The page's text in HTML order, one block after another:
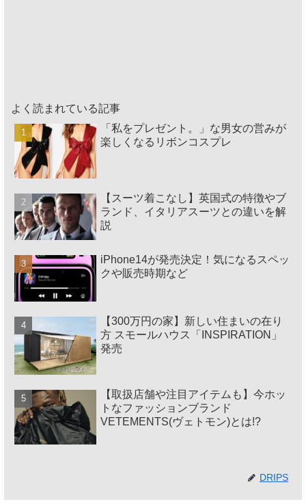
よく読まれている記事
「私をプレゼント。」な男女の営みが
楽しくなるリボンコスプレ
【スーツ着こなし】英国式の特徴やブ
ランド、イタリアスーツとの違いを解
説
iPhone14が発売決定！気になるスペッ
クや販売時期など
【300万円の家】新しい住まいの在り
方 スモールハウス「INSPIRATION」
発売
【取扱店舗や注目アイテムも】今ホッ
トなファッションブランド
VETEMENTS(ヴェトモン)とは!?
DRIPS